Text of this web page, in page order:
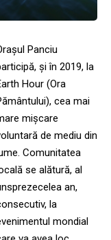
Panciu
și în 2019, la
Hour (Ora
cea mai
mișcare
de mediu din
Comunitatea
se alătură, al
an,
la
mondial